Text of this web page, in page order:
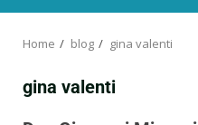
Home blog gina valenti
gina valenti